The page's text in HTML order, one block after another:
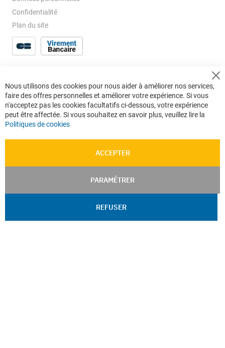
Confidentialité
Plan du site
Nous utilisons des cookies pour nous aider à améliorer nos services,
faire des offres personnelles et améliorer votre expérience. Si vous
n'acceptez pas les cookies facultatifs ci-dessous, votre expérience
peut être affectée. Si vous souhaitez en savoir plus, veuillez lire la
Politiques de cookies
ACCEPTER
PARAMÉTRER
REFUSER